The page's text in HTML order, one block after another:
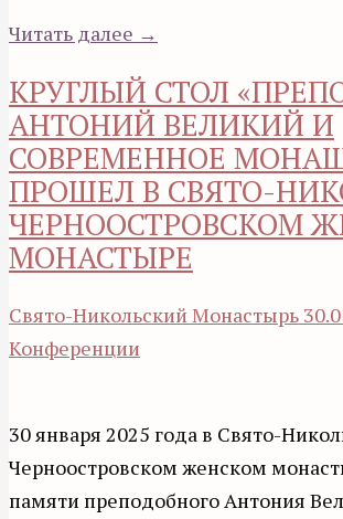
Читать далее →
КРУГЛЫЙ СТОЛ
АНТОНИЙ ВЕЛИКИЙ И
СОВРЕМЕННОЕ
ПРОШЕЛ В СВЯТО-
ЧЕРНООСТРОВСКОМ
МОНАСТЫРЕ
Свято-Никольский Монастырь
Конференции
30 января 2025 года в Свято-
Черноостровском женском
памяти преподобного Антония